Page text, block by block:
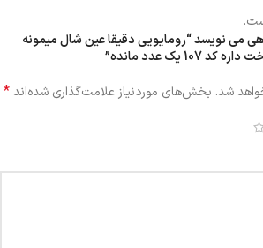
می نویسد “رومایویی دقیقا عین شال میمونه
یک عدد مانده”
شد. بخش‌های موردنیاز علامت‌گذاری شده‌اند*